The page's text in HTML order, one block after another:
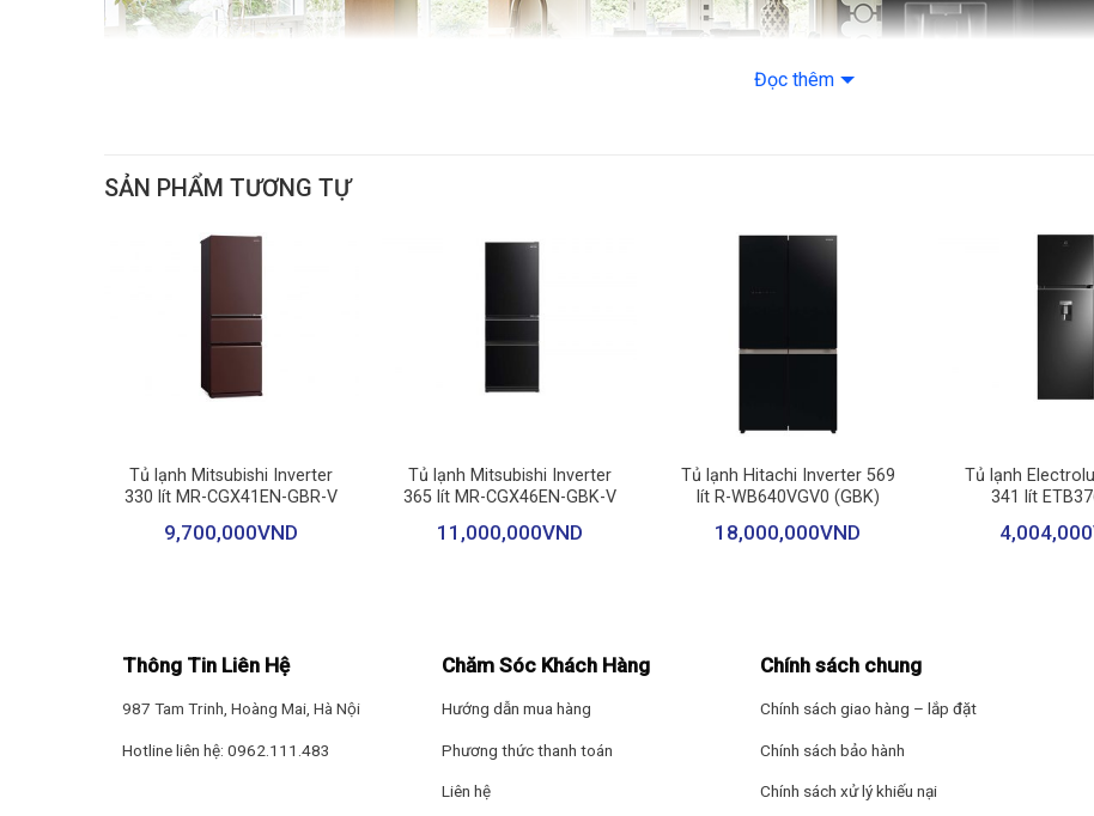
Tiện ích
Kích thước tủ lạnh:
Nặng 105 kg
Ngăn lạnh
Ngăn lạnh códung tích 371 lít . Không gian bên trong gồm có 3 kệ chia làm 4 ngăn, 2 ngăn rau củ quả, 1 hộp đựng nước và 4
Đọc thêm
SẢN PHẨM TƯƠNG TỰ
Tủ lạnh Mitsubishi Inverter
330 lít MR-CGX41EN-GBR-V
9,700,000VND
Tủ lạnh Mitsubishi Inverter
365 lít MR-CGX46EN-GBK-V
11,000,000VND
Tủ lạnh Hitachi Inverter 569
lít R-WB640VGV0 (GBK)
18,000,000VND
Tủ lạnh
341 lít
4,004,000
Thông Tin Liên Hệ
987 Tam Trinh, Hoàng Mai, Hà Nội
Hotline liên hệ: 0962.111.483
Chăm Sóc Khách Hàng
Hướng dẫn mua hàng
Phương thức thanh toán
Liên hệ
Chính sách chung
Chính sách giao hàng – lắp đặt
Chính sách bảo hành
Chính sách xử lý khiếu nại